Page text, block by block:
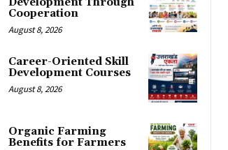
Cooperation
August 8, 2026
Career-Oriented Skill
Development Courses
August 8, 2026
Organic Farming
Benefits for Farmers